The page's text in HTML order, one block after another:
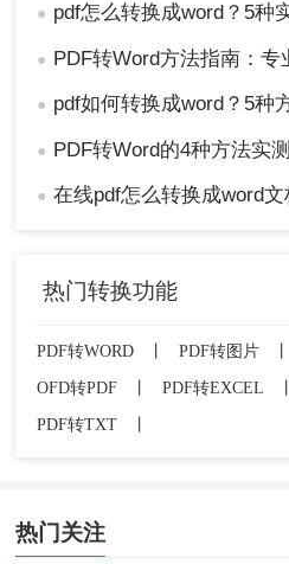
● pdf怎么转换成word？5种实测方
● PDF转Word方法指南：专业软件、在线工具、
● pdf如何转换成word？5种方法
● PDF转Word的4种方法实测：在线工具、
● 在线pdf怎么转换成word文档？PDF猫与转转大
热门转换功能
PDF转WORD PDF转图片
OFD转PDF
PDF转EXCEL
PDF转TXT
热门关注